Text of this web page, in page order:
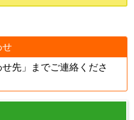
せ
先」までご連絡くださ